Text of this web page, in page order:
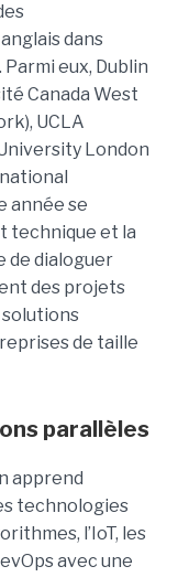
dans
eux, Dublin
Canada West
UCLA
London
année se
technique et la
de dialoguer
des projets
de taille
parallèles
apprend
technologies
l’IoT, les
avec une